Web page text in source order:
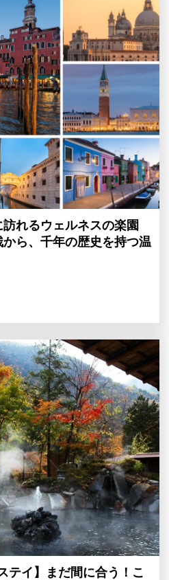
れるウェルネスの楽園
ら、千年の歴史を持つ温
テイ】まだ間に合う！こ